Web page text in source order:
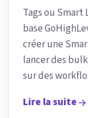
Tags ou
base
créer une
lancer des
sur des
Lire la suite